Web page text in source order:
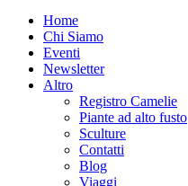
Home
Chi Siamo
Eventi
Newsletter
Altro
Registro Camelie
Piante ad alto fusto
Sculture
Contatti
Blog
Viaggi